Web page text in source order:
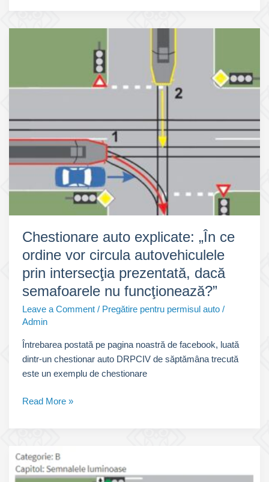
explicate:
„Viteza
Chestionare auto explicate: „În ce
ordine vor circula autovehiculele
prin intersecţia prezentată, dacă
semafoarele nu funcţionează?”
Leave a Comment / Pregătire pentru permisul auto /
Admin
Întrebarea postată pe pagina noastră de facebook, luată
dintr-un chestionar auto DRPCIV de săptămâna trecută
este un exemplu de chestionare
Chestionare
explicate:
ce
ordine
Read More »